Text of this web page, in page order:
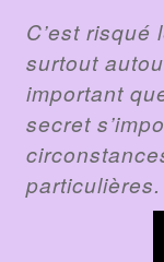
C’est
surtout
important
secret
particulières.